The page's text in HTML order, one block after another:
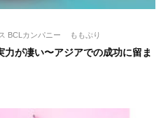
BCLカンパニー ももぷり
が凄い〜アジアでの成功に留ま